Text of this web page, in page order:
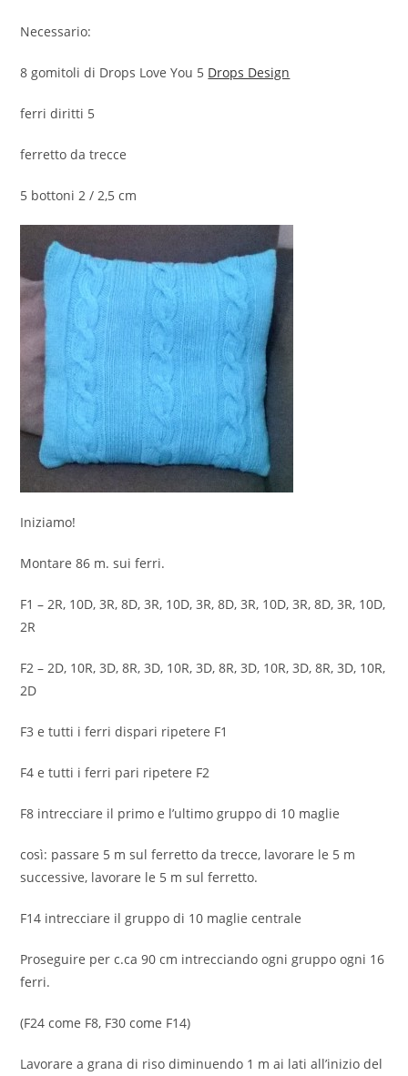
Necessario:
8 gomitoli di Drops Love You 5 Drops Design
ferri diritti 5
ferretto da trecce
5 bottoni 2 / 2,5 cm
Iniziamo!
Montare 86 m. sui ferri.
F1 – 2R, 10D, 3R, 8D, 3R, 10D, 3R, 8D, 3R, 10D, 3R, 8D, 3R, 10D,
2R
F2 – 2D, 10R, 3D, 8R, 3D, 10R, 3D, 8R, 3D, 10R, 3D, 8R, 3D, 10R,
2D
F3 e tutti i ferri dispari ripetere F1
F4 e tutti i ferri pari ripetere F2
F8 intrecciare il primo e l’ultimo gruppo di 10 maglie
così: passare 5 m sul ferretto da trecce, lavorare le 5 m
successive, lavorare le 5 m sul ferretto.
F14 intrecciare il gruppo di 10 maglie centrale
Proseguire per c.ca 90 cm intrecciando ogni gruppo ogni 16
ferri.
(F24 come F8, F30 come F14)
Lavorare a grana di riso diminuendo 1 m ai lati all’inizio del